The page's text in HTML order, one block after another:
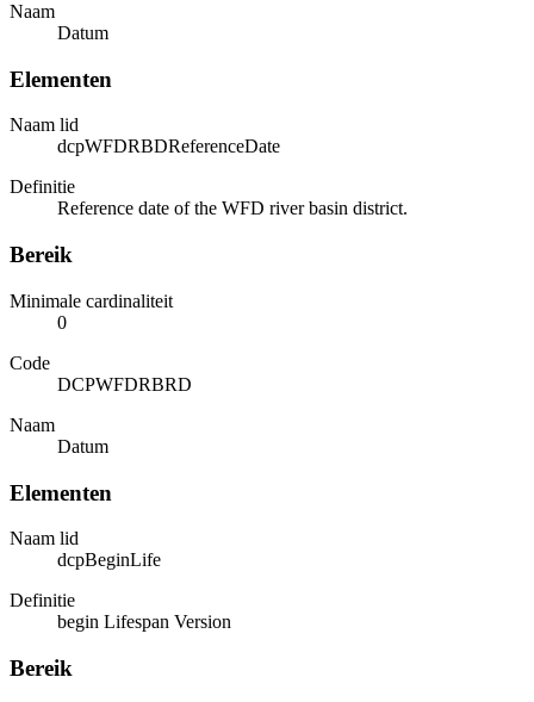
Naam
Datum
Elementen
Naam lid
dcpWFDRBDReferenceDate
Definitie
Reference date of the WFD river basin district.
Bereik
Minimale cardinaliteit
0
Code
DCPWFDRBRD
Naam
Datum
Elementen
Naam lid
dcpBeginLife
Definitie
begin Lifespan Version
Bereik